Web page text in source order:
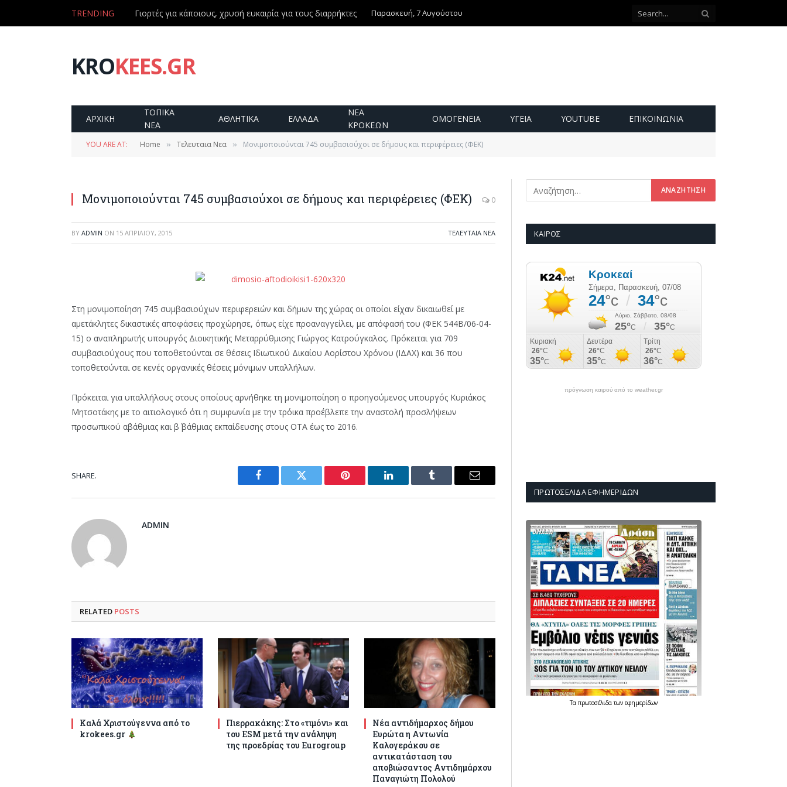
TRENDING Γιορτές για κάποιους, χρυσή ευκαιρία για τους διαρρήκτες Παρασκευή, 7 Αυγούστου
KROKEES.GR
ΑΡΧΙΚΗ
ΤΟΠΙΚΑ
ΝΕΑ
ΑΘΛΗΤΙΚΑ ΕΛΛΑΔΑ
ΝΕΑ
ΚΡΟΚΕΩΝ
ΟΜΟΓΕΝΕΙΑ ΥΓΕΙΑ YOUTUBE ΕΠΙΚΟΙΝΩΝΊΑ
YOU ARE AT: Home » Τελευταια Νεα » Μονιμοποιούνται 745 συμβασιούχοι σε δήμους και περιφέρειες (ΦΕΚ)
Μονιμοποιούνται 745 συμβασιούχοι σε δήμους και περιφέρειες (ΦΕΚ) 0
BY ADMIN ON 15 ΑΠΡΙΛΊΟΥ, 2015 ΤΕΛΕΥΤΑΙΑ ΝΕΑ
Στη μονιμοποίηση 745 συμβασιούχων περιφερειών και δήμων της χώρας οι οποίοι είχαν δικαιωθεί με
αμετάκλητες δικαστικές αποφάσεις προχώρησε, όπως είχε προαναγγείλει, με απόφασή του (ΦΕΚ 544Β/06-04-
15) ο αναπληρωτής υπουργός Διοικητικής Μεταρρύθμισης Γιώργος Κατρούγκαλος. Πρόκειται για 709
συμβασιούχους που τοποθετούνται σε θέσεις Ιδιωτικού Δικαίου Αορίστου Χρόνου (ΙΔΑΧ) και 36 που
τοποθετούνται σε κενές οργανικές θέσεις μόνιμων υπαλλήλων.
Πρόκειται για υπαλλήλους στους οποίους αρνήθηκε τη μονιμοποίηση ο προηγούμενος υπουργός Κυριάκος
Μητσοτάκης με το αιτιολογικό ότι η συμφωνία με την τρόικα προέβλεπε την αναστολή προσλήψεων
προσωπικού α΄βάθμιας και β΄ βάθμιας εκπαίδευσης στους ΟΤΑ έως το 2016.
SHARE.
Facebook Twitter Pinterest LinkedIn Tumblr Email
ADMIN
RELATED POSTS
Καλά Χριστούγεννα από το
krokees.gr
Πιερρακάκης: Στο «τιμόνι» και
του ESM μετά την ανάληψη
της προεδρίας του Eurogroup
Νέα αντιδήμαρχος δήμου
Ευρώτα η Αντωνία
Καλογεράκου σε
αντικατάσταση του
αποβιώσαντος Αντιδημάρχου
Παναγιώτη Πολολού
ΚΑΙΡΌΣ
πρόγνωση καιρού από το weather.gr
ΠΡΩΤΟΣΈΛΙΔΑ ΕΦΗΜΕΡΊΔΩΝ
Τα πρωτοσέλιδατων εφημερίδων